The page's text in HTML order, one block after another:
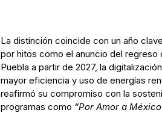
La distinción coincide con un año
por hitos como el anuncio del regreso
Puebla a partir de 2027, la
mayor eficiencia y uso de energías
reafirmó su compromiso con la
programas como “Por Amor a